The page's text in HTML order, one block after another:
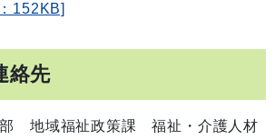
152KB]
絡先
地域福祉政策課 福祉・介護人材